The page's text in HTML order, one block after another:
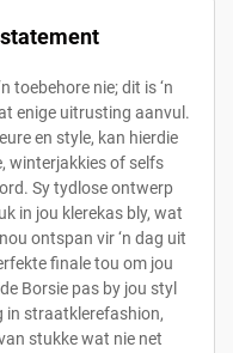
toebehore nie; dit is ‘n
enige uitrusting aanvul.
en style, kan hierdie
winterjakkies of selfs
Sy tydlose ontwerp
in jou klerekas bly, wat
ontspan vir ‘n dag uit
finale tou om jou
Borsie pas by jou styl
in straatklerefashion,
stukke wat nie net